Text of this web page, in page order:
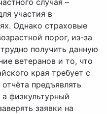
участия в
Однако страховые
порог, из-за
получить данную
ветеранов и то, что
края требует с
предъявлять
физкультурный
заявки на